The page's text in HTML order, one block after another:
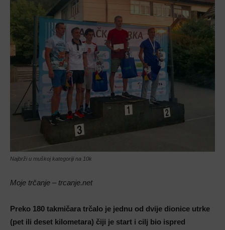
Najbrži u muškoj kategoriji na 10k
Moje trčanje – trcanje.net
Preko 180 takmičara trčalo je jednu od dvije dionice utrke
(pet ili deset kilometara) čiji je start i cilj bio ispred